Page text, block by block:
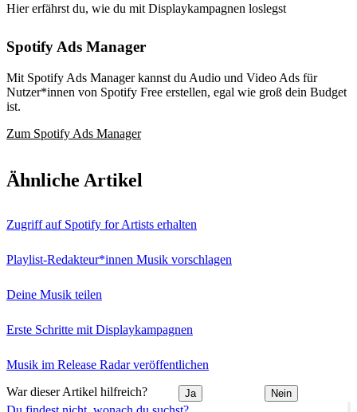
Hier erfährst du, wie du mit Displaykampagnen loslegst
Spotify Ads Manager
Mit Spotify Ads Manager kannst du Audio und Video Ads für
Nutzer*innen von Spotify Free erstellen, egal wie groß dein Budget
ist.
Zum Spotify Ads Manager
Ähnliche Artikel
Zugriff auf Spotify for Artists erhalten
Playlist-Redakteur*innen Musik vorschlagen
Deine Musik teilen
Erste Schritte mit Displaykampagnen
Musik im Release Radar veröffentlichen
War dieser Artikel hilfreich? Ja Nein